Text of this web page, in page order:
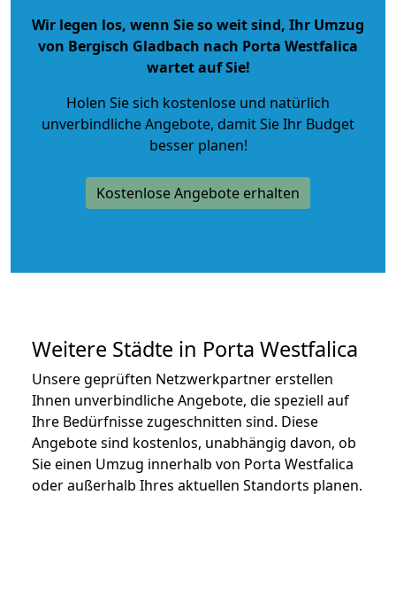
Wir legen los, wenn Sie so weit sind, Ihr Umzug
von Bergisch Gladbach nach Porta Westfalica
wartet auf Sie!
Holen Sie sich kostenlose und natürlich
unverbindliche Angebote, damit Sie Ihr Budget
besser planen!
Kostenlose Angebote erhalten
Weitere Städte in Porta Westfalica
Unsere geprüften Netzwerkpartner erstellen
Ihnen unverbindliche Angebote, die speziell auf
Ihre Bedürfnisse zugeschnitten sind. Diese
Angebote sind kostenlos, unabhängig davon, ob
Sie einen Umzug innerhalb von Porta Westfalica
oder außerhalb Ihres aktuellen Standorts planen.